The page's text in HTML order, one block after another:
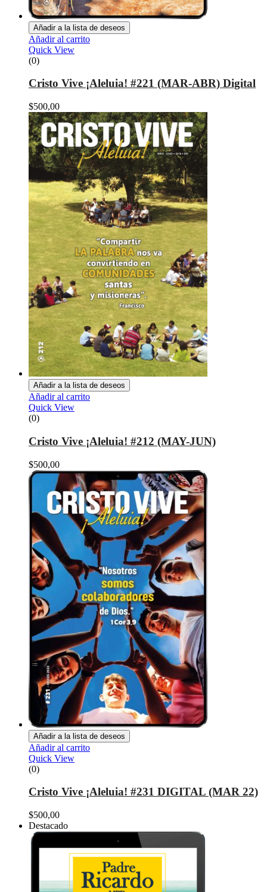
Añadir a la lista de deseos
Añadir al carrito
Quick View
(0)
Cristo Vive ¡Aleluia! #221 (MAR-ABR) Digital
$500,00
Añadir a la lista de deseos
Añadir al carrito
Quick View
(0)
Cristo Vive ¡Aleluia! #212 (MAY-JUN)
$500,00
Añadir a la lista de deseos
Añadir al carrito
Quick View
(0)
Cristo Vive ¡Aleluia! #231 DIGITAL (MAR 22)
$500,00
Destacado